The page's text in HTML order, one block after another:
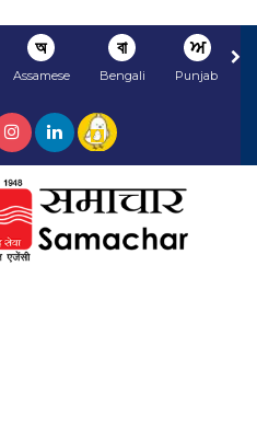
অ
Assamese
বা
Bengali
ਅ
Punjabi